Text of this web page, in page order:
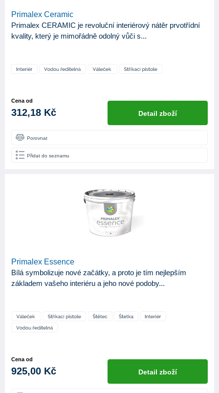
Primalex Ceramic
Primalex CERAMIC je revoluční interiérový nátěr prvotřídní
kvality, který je mimořádně odolný vůči s...
Cena od
312,18 Kč Detail zboží
Porovnat
Přidat do seznamu
Primalex Essence
Bílá symbolizuje nové začátky, a proto je tím nejlepším
základem vašeho interiéru a jeho nové podoby...
Cena od
925,00 Kč Detail zboží